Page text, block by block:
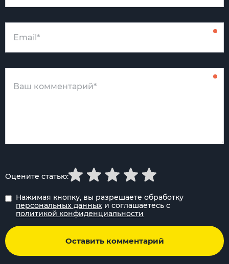
Нажимая кнопку, вы разрешаете обработку
персональных данных и соглашаетесь с
политикой конфиденциальности
Оставить комментарий
Оцените статью: